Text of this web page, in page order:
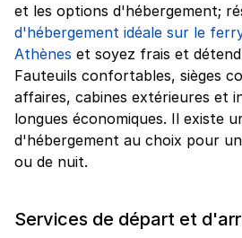
et les options d'hébergement;
d'hébergement idéale sur le
Athènes et soyez frais et
Fauteuils confortables, sièges
affaires, cabines extérieures et
longues économiques. Il existe
d'hébergement au choix pour
ou de nuit.
Services de départ et